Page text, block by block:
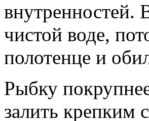
внутренностей.
чистой воде,
полотенце и
Рыбку
залить